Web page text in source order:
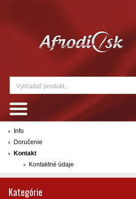
Info
Doručenie
Kontakt
Kontaktné údaje
Kategórie